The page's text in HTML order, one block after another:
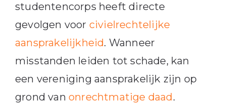
studentencorps heeft directe
gevolgen voor civielrechtelijke
aansprakelijkheid. Wanneer
misstanden leiden tot schade, kan
een vereniging aansprakelijk zijn op
grond van onrechtmatige daad.